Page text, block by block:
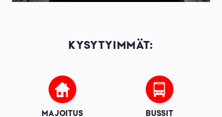
KYSYTYIMMÄT:
Image
MAJOITUS
Image
BUSSIT